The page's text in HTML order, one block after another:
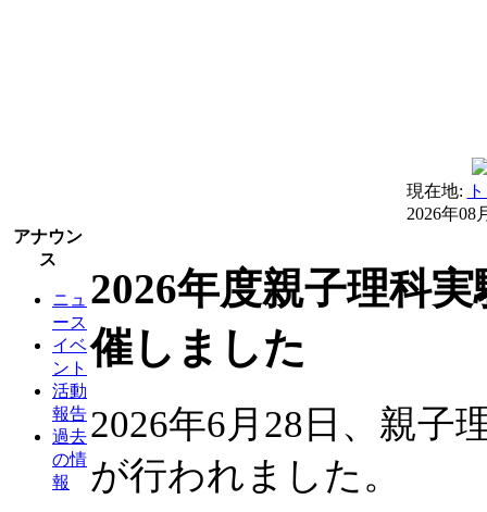
現在地:
2026年08
アナウン
ス
ニュ
ース
イベ
ント
活動
報告
過去
の情
報
2026年度親子理科
催しました
2026年6月28日、親子
が行われました。